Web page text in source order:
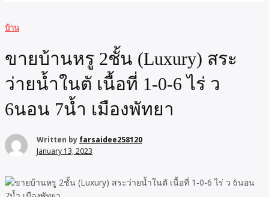
บ้าน
ขายบ้านหรู 2ชั้น (Luxury) สระ
ว่ายน้ำในตั เนื้อที่ 1-0-6 ไร่ ว
6นอน 7น้ำ เมืองพัทยา
Written by farsaidee258120
January 13, 2023